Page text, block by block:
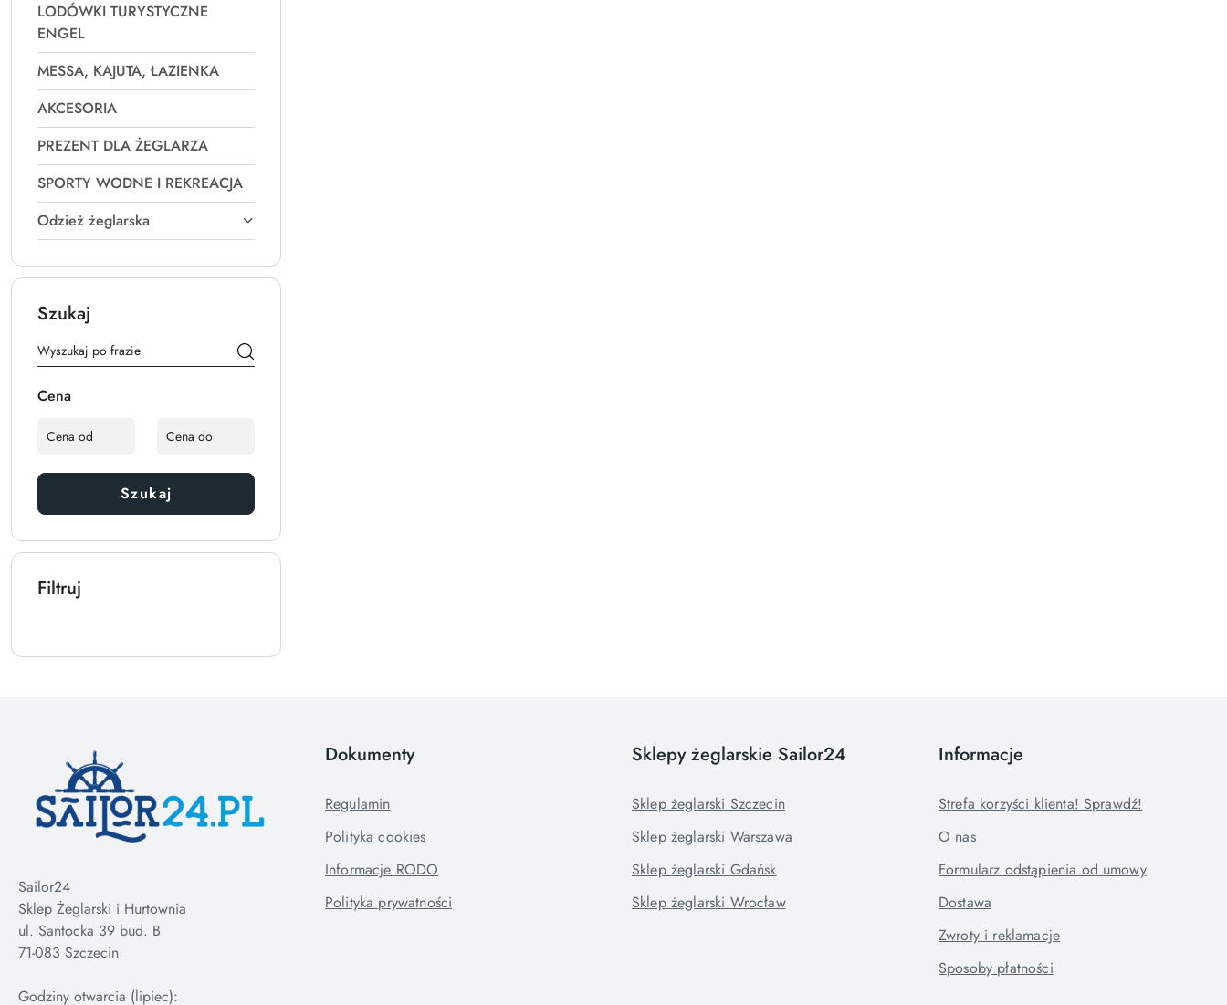
LODÓWKI TURYSTYCZNE
ENGEL
MESSA, KAJUTA, ŁAZIENKA
AKCESORIA
PREZENT DLA ŻEGLARZA
SPORTY WODNE I REKREACJA
Odzież żeglarska
Szukaj
Cena
Szukaj
Filtruj
Sailor24
Sklep Żeglarski i Hurtownia
ul. Santocka 39 bud. B
71-083 Szczecin
Godziny otwarcia (lipiec):
Dokumenty
Regulamin
Polityka cookies
Informacje RODO
Polityka prywatności
Sklepy żeglarskie Sailor24
Sklep żeglarski Szczecin
Sklep żeglarski Warszawa
Sklep żeglarski Gdańsk
Sklep żeglarski Wrocław
Informacje
Strefa korzyści klienta! Sprawdź!
O nas
Formularz odstąpienia od umowy
Dostawa
Zwroty i reklamacje
Sposoby płatności